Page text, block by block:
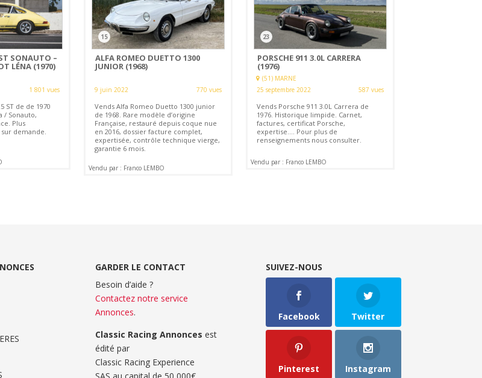
SONAUTO –
LÉNA (1970)
1 801 vues
ST de de 1970
/ Sonauto,
Plus
demande.
15
ALFA ROMEO DUETTO 1300
JUNIOR (1968)
9 juin 2022 770 vues
Vends Alfa Romeo Duetto 1300 junior
de 1968. Rare modèle d’origine
Française, restauré depuis coque nue
en 2016, dossier facture complet,
expertisée, contrôle technique vierge,
garantie 6 mois.
Vendu par : Franco LEMBO
23
PORSCHE 911 3.0L CARRERA
(1976)
(51) MARNE
25 septembre 2022
587 vues
Vends Porsche 911 3.0L Carrera de
1976. Historique limpide. Carnet,
factures, certificat Porsche,
expertise.... Pour plus de
renseignements nous consulter.
Vendu par : Franco LEMBO
GARDER LE CONTACT
Besoin d’aide ?
Contactez notre service
Annonces.
Classic Racing Annonces est
édité par
Classic Racing Experience
SUIVEZ-NOUS
Facebook Twitter
Pinterest Instagram